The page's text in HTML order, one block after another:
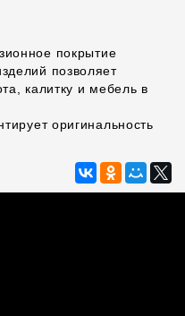
покрытие
позволяет
калитку и мебель в
оригинальность